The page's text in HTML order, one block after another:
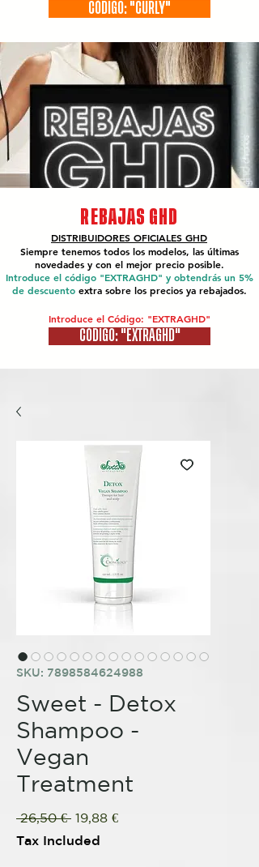
CÓDIGO: "CURLY"
REBAJAS GHD
DISTRIBUIDORES OFICIALES GHD
Siempre tenemos todos los modelos, las últimas
novedades y con el mejor precio posible.
Introduce el código "EXTRAGHD" y obtendrás un 5%
de descuento extra sobre los precios ya rebajados.
Introduce el Código: "EXTRAGHD"
CÓDIGO: "EXTRAGHD"
SKU: 7898584624988
Sweet - Detox
Shampoo -
Vegan
Treatment
26,50 € Regular
Price
19,88 €Sale
Tax Included